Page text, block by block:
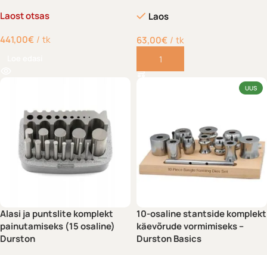
Laost otsas
441,00€ tk
Laos
63,00€ tk
Lisa korvi
Alasi ja puntslite komplekt
painutamiseks (15 osaline)
Durston
UUS
10-osaline stantside komplekt
käevõrude vormimiseks –
Durston Basics